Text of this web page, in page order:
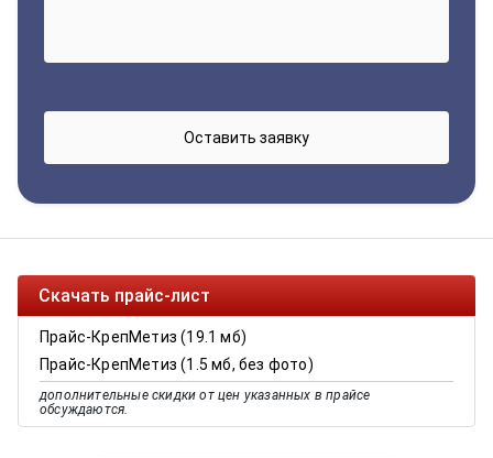
Скачать прайс-лист
Прайс-КрепМетиз (19.1 мб)
Прайс-КрепМетиз (1.5 мб, без фото)
дополнительные скидки от цен указанных в прайсе
обсуждаются.